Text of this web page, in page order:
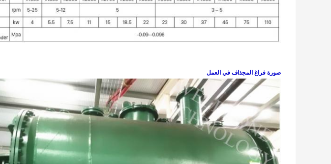
صورة فراغ المجذاف في العمل